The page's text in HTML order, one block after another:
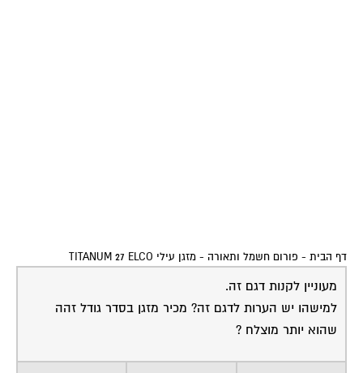
מעוניין לקנות דגם זה.
למישהו יש הערות לדגם זה? מכיר מזגן בסדר גודל זהה
שהוא יותר מוצלח ?
13-11-2006
oren kilker
למה לא לקנות